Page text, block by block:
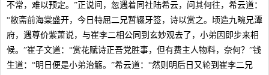
不常，难以预定。”正说间，忽遇着同社陆希云，问其何往，希云道：
“敝斋前海棠盛开，今日特屈二兄暂辍牙签，诗以赏之。顷造九畹兄潭
府，遇尊价紫萧说，与崔李二相公同到玄妙观去了，小弟因即步来相
候。”崔子文道：“赏花赋诗正吾党胜事，但有费主人物料，奈何？”钱
生道：“明日便是小弟治觞。”希云道：“然则明后日又轮到崔李二兄